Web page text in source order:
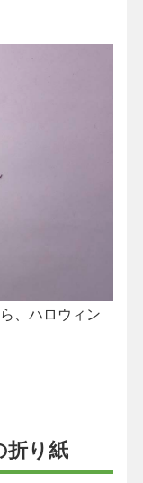
、ハロウィン
折り紙